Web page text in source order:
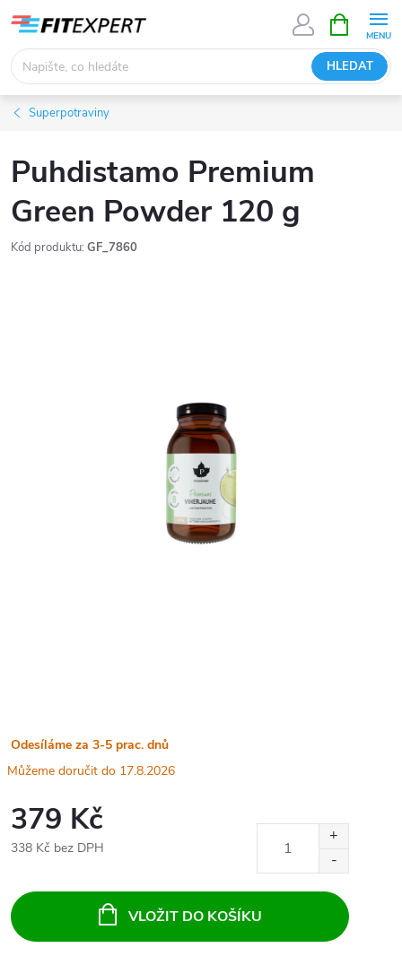
obsah
HLEDAT
NÁKUPNÍ
KOŠÍK
Superpotraviny
Puhdistamo Premium
Green Powder 120 g
Kód produktu: GF_7860
Odesíláme za 3-5 prac. dnů
17.8.2026
379 Kč
338 Kč bez DPH
cena:
VLOŽIT DO KOŠÍKU